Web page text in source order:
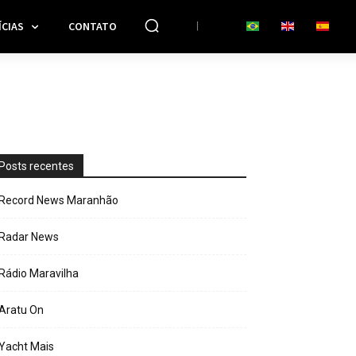
CONTATO
recentes
News Maranhão
News
Maravilha
On
Mais